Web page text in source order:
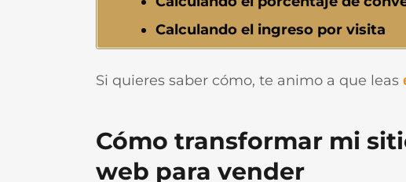
Calculando el ingreso por visita
Si quieres saber cómo, te animo a que leas
Cómo transformar mi
web para vender